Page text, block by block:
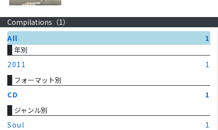
Compilations（1）
All
1
年別
2011
1
フォーマット別
CD
1
ジャンル別
Soul
1